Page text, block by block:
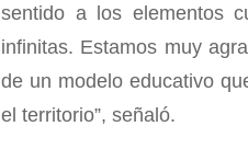
sentido a los elementos
infinitas. Estamos muy
de un modelo educativo
el territorio”, señaló.